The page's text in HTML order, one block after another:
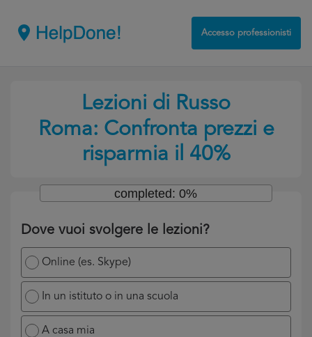
Accesso professionisti
Lezioni di Russo
Roma: Confronta prezzi e
risparmia il 40%
Dove vuoi svolgere le lezioni?
Online (es. Skype)
In un istituto o in una scuola
A casa mia
completed: 0%